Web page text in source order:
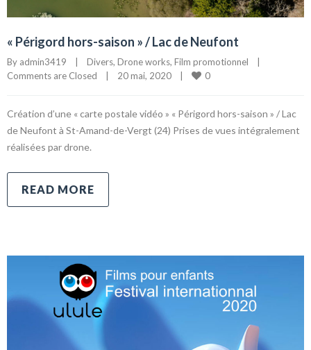
« Périgord hors-saison » / Lac de Neufont
By admin3419 | Divers, Drone works, Film promotionnel
|
Comments are Closed
| 20 mai, 2020 | 0
Création d’une « carte postale vidéo » « Périgord hors-saison » / Lac
de Neufont à St-Amand-de-Vergt (24) Prises de vues intégralement
réalisées par drone.
READ MORE